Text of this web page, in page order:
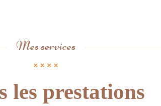
Mes services
les prestations